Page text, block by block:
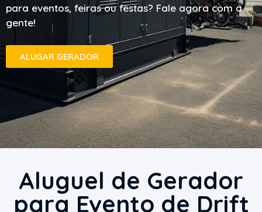
para eventos, feiras ou festas? Fale agora com a
gente!
ALUGAR GERADOR
Aluguel de Gerador
para Evento de Drift